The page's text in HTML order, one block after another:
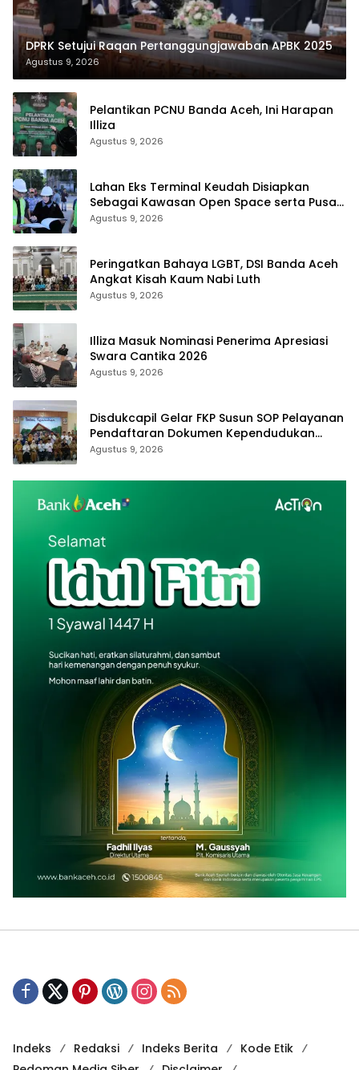
DPRK Setujui Raqan Pertanggungjawaban APBK 2025
Agustus 9, 2026
Pelantikan PCNU Banda Aceh, Ini Harapan
Illiza
Agustus 9, 2026
Lahan Eks Terminal Keudah Disiapkan
Sebagai Kawasan Open Space serta Pusat
Bisnis Terintegrasi
Agustus 9, 2026
Peringatkan Bahaya LGBT, DSI Banda Aceh
Angkat Kisah Kaum Nabi Luth
Agustus 9, 2026
Illiza Masuk Nominasi Penerima Apresiasi
Swara Cantika 2026
Agustus 9, 2026
Disdukcapil Gelar FKP Susun SOP Pelayanan
Pendaftaran Dokumen Kependudukan
Secara Online
Agustus 9, 2026
Indeks Redaksi Indeks Berita
Kode Etik